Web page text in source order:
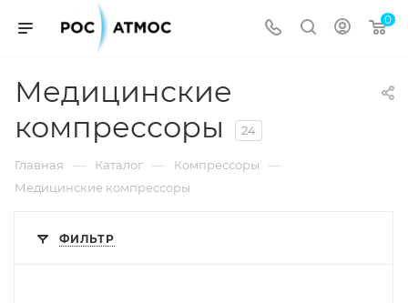
0
Медицинские
компрессоры
24
Главная — Каталог — Компрессоры —
Медицинские компрессоры
ФИЛЬТР